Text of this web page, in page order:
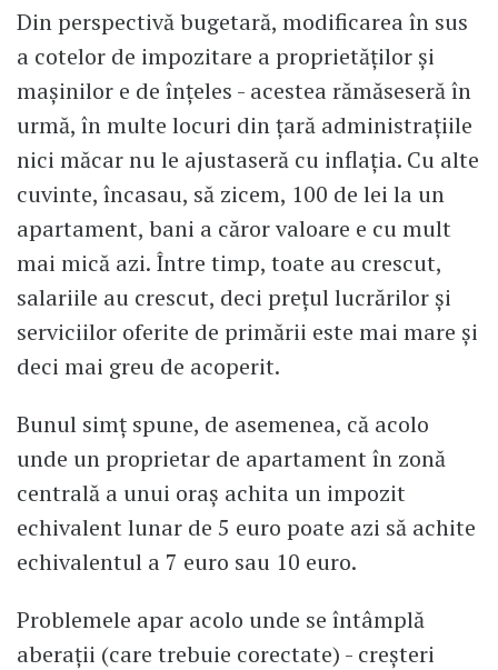
Din perspectivă bugetară, modificarea în sus
a cotelor de impozitare a proprietăților și
mașinilor e de înțeles - acestea rămăseseră în
urmă, în multe locuri din țară administrațiile
nici măcar nu le ajustaseră cu inflația. Cu alte
cuvinte, încasau, să zicem, 100 de lei la un
apartament, bani a căror valoare e cu mult
mai mică azi. Între timp, toate au crescut,
salariile au crescut, deci prețul lucrărilor și
serviciilor oferite de primării este mai mare și
deci mai greu de acoperit.
Bunul simț spune, de asemenea, că acolo
unde un proprietar de apartament în zonă
centrală a unui oraș achita un impozit
echivalent lunar de 5 euro poate azi să achite
echivalentul a 7 euro sau 10 euro.
Problemele apar acolo unde se întâmplă
aberații (care trebuie corectate) - creșteri